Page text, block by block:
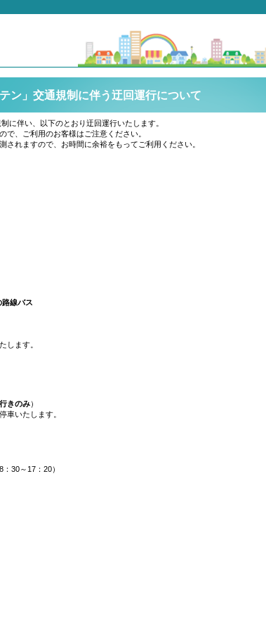
ン」交通規制に伴う迂回運行について
に伴い、以下のとおり迂回運行いたします。
、ご利用のお客様はご注意ください。
れますので、お時間に余裕をもってご利用ください。
路線バス
ます。
きのみ）
いたします。
30～17：20）